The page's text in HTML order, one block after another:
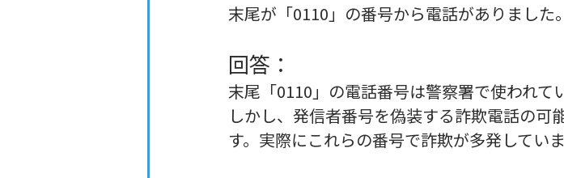
末尾が「0110」の番号から電話がありました
回答：
末尾「0110」の電話番号は警察署で使われて
しかし、発信者番号を偽装する詐欺電話の可
す。実際にこれらの番号で詐欺が多発していま